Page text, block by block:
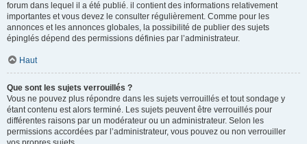
forum dans lequel il a été publié. il contient des informations relativement
importantes et vous devez le consulter régulièrement. Comme pour les
annonces et les annonces globales, la possibilité de publier des sujets
épinglés dépend des permissions définies par l’administrateur.
Haut
Que sont les sujets verrouillés ?
Vous ne pouvez plus répondre dans les sujets verrouillés et tout sondage y
étant contenu est alors terminé. Les sujets peuvent être verrouillés pour
différentes raisons par un modérateur ou un administrateur. Selon les
permissions accordées par l’administrateur, vous pouvez ou non verrouiller